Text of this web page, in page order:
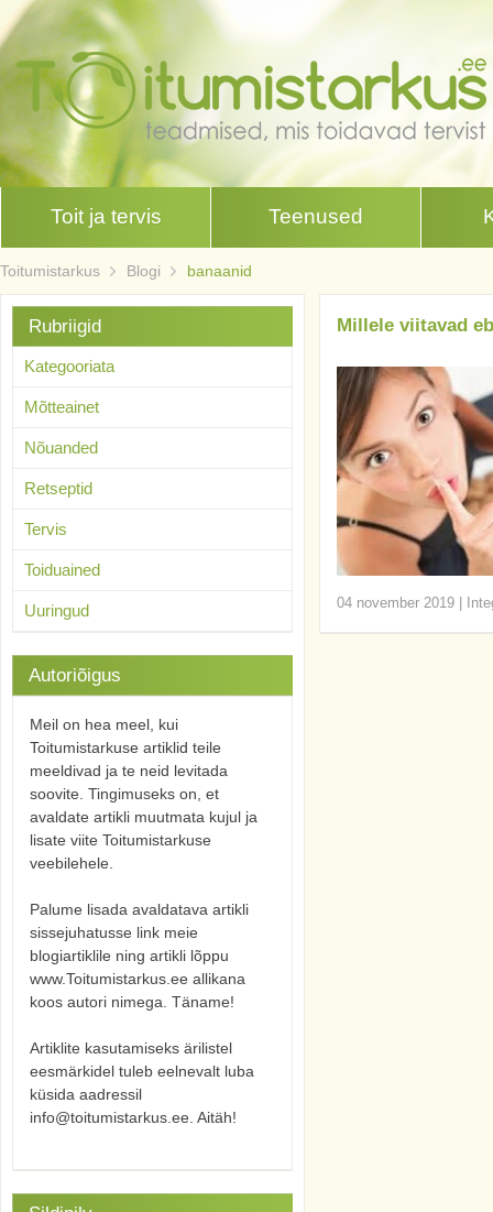
Toit ja tervis Teenused
Toitumistarkus Blogi banaanid
Millele viitavad
04 november 2019
Rubriigid
Kategooriata
Mõtteainet
Nõuanded
Retseptid
Tervis
Toiduained
Uuringud
Autoriõigus
Meil on hea meel, kui
Toitumistarkuse artiklid teile
meeldivad ja te neid levitada
soovite. Tingimuseks on, et
avaldate artikli muutmata kujul ja
lisate viite Toitumistarkuse
veebilehele.
Palume lisada avaldatava artikli
sissejuhatusse link meie
blogiartiklile ning artikli lõppu
www.Toitumistarkus.ee allikana
koos autori nimega. Täname!
Artiklite kasutamiseks ärilistel
eesmärkidel tuleb eelnevalt luba
küsida aadressil
info@toitumistarkus.ee. Aitäh!